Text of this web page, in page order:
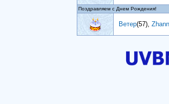
Поздравляем с Днем Рождения!
Ветер(57),